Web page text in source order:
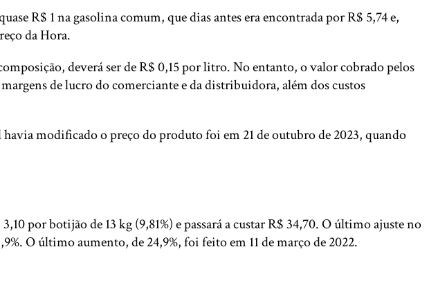
R$ 1 na gasolina comum, que dias antes era encontrada por R$ 5,74 e,
da Hora.
deverá ser de R$ 0,15 por litro. No entanto, o valor cobrado pelos
de lucro do comerciante e da distribuidora, além dos custos
havia modificado o preço do produto foi em 21 de outubro de 2023, quando
por botijão de 13 kg (9,81%) e passará a custar R$ 34,70. O último ajuste no
O último aumento, de 24,9%, foi feito em 11 de março de 2022.